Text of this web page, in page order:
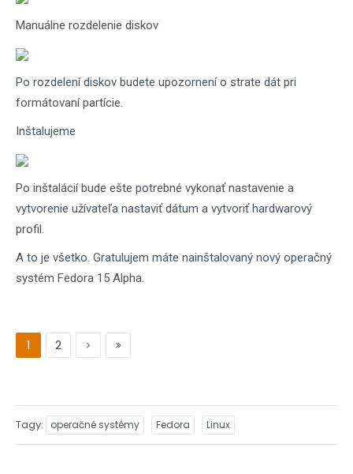
Manuálne rozdelenie diskov
Po rozdelení diskov budete upozornení o strate dát pri
formátovaní partície.
Inštalujeme
Po inštalácií bude ešte potrebné vykonať nastavenie a
vytvorenie užívateľa nastaviť dátum a vytvoriť hardwarový
profil.
A to je všetko. Gratulujem máte nainštalovaný nový operačný
systém Fedora 15 Alpha.
1 2
Tagy operačné systémy Fedora Linux